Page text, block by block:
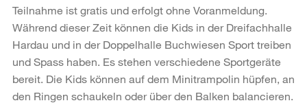
Teilnahme ist gratis und erfolgt ohne Voranmeldung.
Während dieser Zeit können die Kids in der Dreifachhalle
Hardau und in der Doppelhalle Buchwiesen Sport treiben
und Spass haben. Es stehen verschiedene Sportgeräte
bereit. Die Kids können auf dem Minitrampolin hüpfen, an
den Ringen schaukeln oder über den Balken balancieren.